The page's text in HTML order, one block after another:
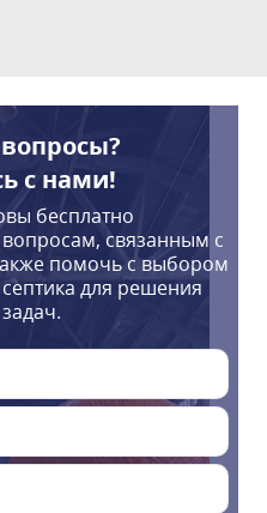
с нами!
бесплатно
связанным с
помочь с выбором
для решения